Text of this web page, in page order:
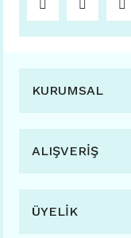
KURUMSAL
ALIŞVERİŞ
ÜYELİK